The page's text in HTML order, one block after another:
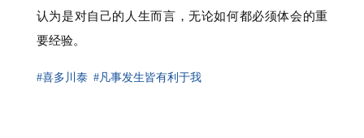
认为是对自己的人生而言，无论如何都必须体会的重
要经验。
#喜多川泰 #凡事发生皆有利于我